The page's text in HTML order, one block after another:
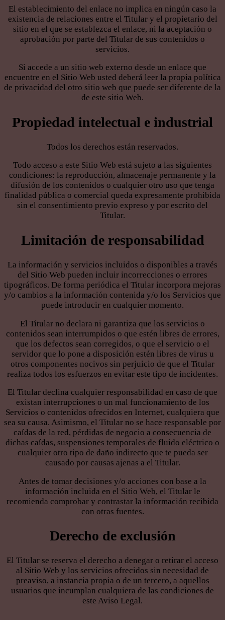
El establecimiento del enlace no implica en ningún caso la
existencia de relaciones entre el Titular y el propietario del
sitio en el que se establezca el enlace, ni la aceptación o
aprobación por parte del Titular de sus contenidos o
servicios.
Si accede a un sitio web externo desde un enlace que
encuentre en el Sitio Web usted deberá leer la propia política
de privacidad del otro sitio web que puede ser diferente de la
de este sitio Web.
Propiedad intelectual e industrial
Todos los derechos están reservados.
Todo acceso a este Sitio Web está sujeto a las siguientes
condiciones: la reproducción, almacenaje permanente y la
difusión de los contenidos o cualquier otro uso que tenga
finalidad pública o comercial queda expresamente prohibida
sin el consentimiento previo expreso y por escrito del
Titular.
Limitación de responsabilidad
La información y servicios incluidos o disponibles a través
del Sitio Web pueden incluir incorrecciones o errores
tipográficos. De forma periódica el Titular incorpora mejoras
y/o cambios a la información contenida y/o los Servicios que
puede introducir en cualquier momento.
El Titular no declara ni garantiza que los servicios o
contenidos sean interrumpidos o que estén libres de errores,
que los defectos sean corregidos, o que el servicio o el
servidor que lo pone a disposición estén libres de virus u
otros componentes nocivos sin perjuicio de que el Titular
realiza todos los esfuerzos en evitar este tipo de incidentes.
El Titular declina cualquier responsabilidad en caso de que
existan interrupciones o un mal funcionamiento de los
Servicios o contenidos ofrecidos en Internet, cualquiera que
sea su causa. Asimismo, el Titular no se hace responsable por
caídas de la red, pérdidas de negocio a consecuencia de
dichas caídas, suspensiones temporales de fluido eléctrico o
cualquier otro tipo de daño indirecto que te pueda ser
causado por causas ajenas a el Titular.
Antes de tomar decisiones y/o acciones con base a la
información incluida en el Sitio Web, el Titular le
recomienda comprobar y contrastar la información recibida
con otras fuentes.
Derecho de exclusión
El Titular se reserva el derecho a denegar o retirar el acceso
al Sitio Web y los servicios ofrecidos sin necesidad de
preaviso, a instancia propia o de un tercero, a aquellos
usuarios que incumplan cualquiera de las condiciones de
este Aviso Legal.